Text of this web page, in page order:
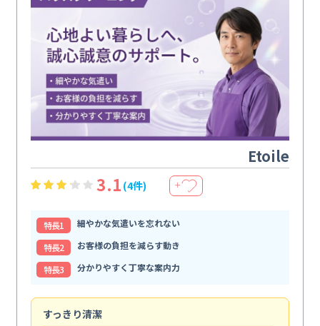
Etoile
3.1 (4件) ＋
特⻑1
細やかな気遣いを忘れない
特⻑2
お客様の負担を減らす動き
特⻑3
分かりやすく丁寧な案内力
すっきり清潔